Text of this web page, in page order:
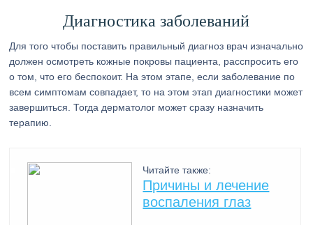
Диагностика заболеваний
Для того чтобы поставить правильный диагноз врач изначально
должен осмотреть кожные покровы пациента, расспросить его
о том, что его беспокоит. На этом этапе, если заболевание по
всем симптомам совпадает, то на этом этап диагностики может
завершиться. Тогда дерматолог может сразу назначить
терапию.
Читайте также:
Причины и лечение
воспаления глаз